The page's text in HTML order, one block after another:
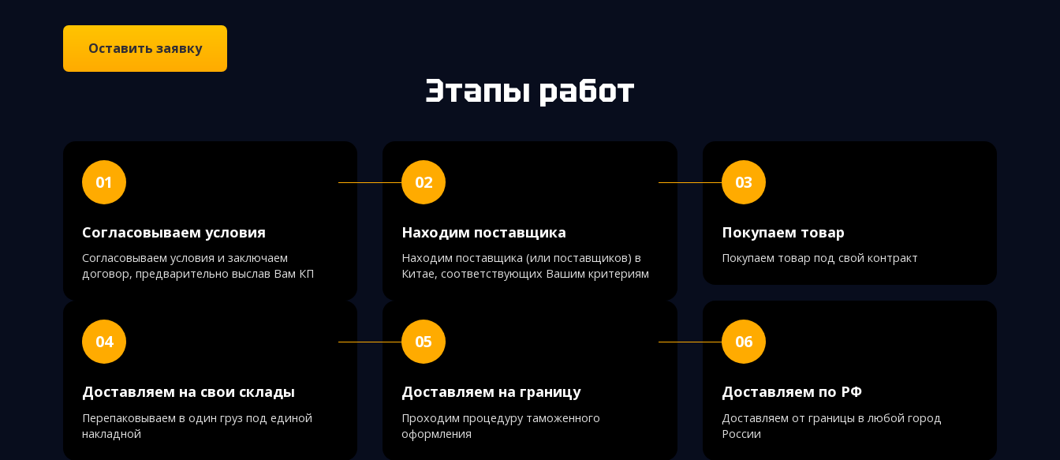
Оставить заявку
Этапы работ
01
Согласовываем условия
Согласовываем условия и заключаем
договор, предварительно выслав Вам КП
02
Находим поставщика
Находим поставщика (или поставщиков) в
Китае, соответствующих Вашим критериям
03
Покупаем товар
Покупаем товар под свой контракт
04
Доставляем на свои склады
Перепаковываем в один груз под единой
накладной
05
Доставляем на границу
Проходим процедуру таможенного
оформления
06
Доставляем по РФ
Доставляем от границы в любой город
России